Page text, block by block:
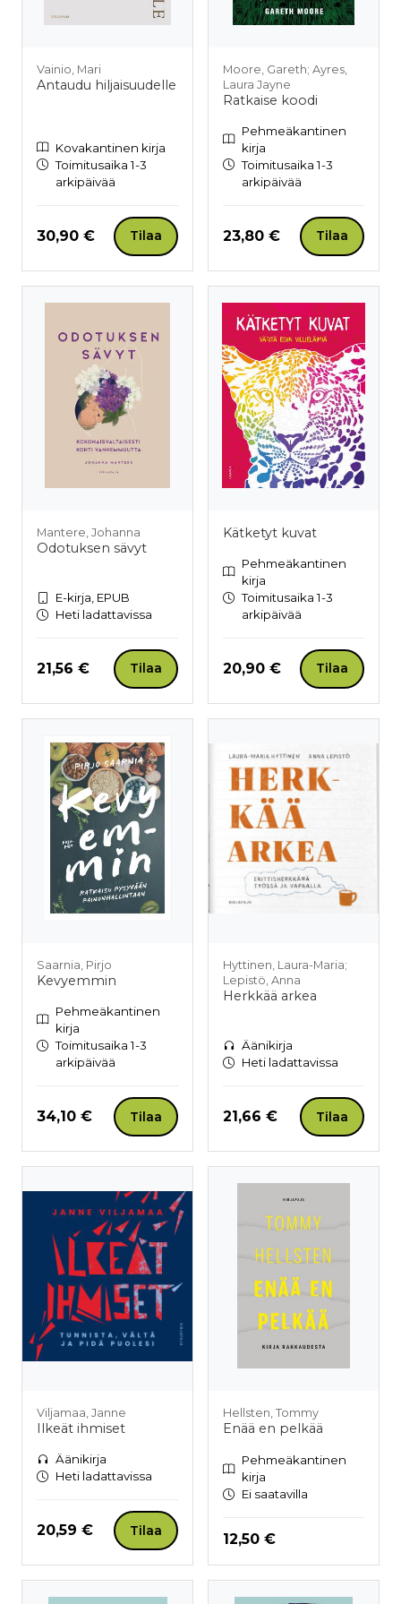
Vainio, Mari
Antaudu hiljaisuudelle
Kovakantinen kirja
Toimitusaika 1-3
arkipäivää
Hinta nyt
30,90 € Tilaa
Moore, Gareth; Ayres,
Laura Jayne
Ratkaise koodi
Pehmeäkantinen
kirja
Toimitusaika 1-3
arkipäivää
Hinta nyt
23,80 € Tilaa
Mantere, Johanna
Odotuksen sävyt
E-kirja, EPUB
Heti ladattavissa
Hinta nyt
21,56 € Tilaa
Kätketyt kuvat
Pehmeäkantinen
kirja
Toimitusaika 1-3
arkipäivää
Hinta nyt
20,90 € Tilaa
Saarnia, Pirjo
Kevyemmin
Pehmeäkantinen
kirja
Toimitusaika 1-3
arkipäivää
Hinta nyt
34,10 € Tilaa
Hyttinen, Laura-Maria;
Lepistö, Anna
Herkkää arkea
Äänikirja
Heti ladattavissa
Hinta nyt
21,66 € Tilaa
Viljamaa, Janne
Ilkeät ihmiset
Äänikirja
Heti ladattavissa
Hinta nyt
20,59 € Tilaa
Hellsten, Tommy
Enää en pelkää
Pehmeäkantinen
kirja
Ei saatavilla
Hinta nyt
12,50 €